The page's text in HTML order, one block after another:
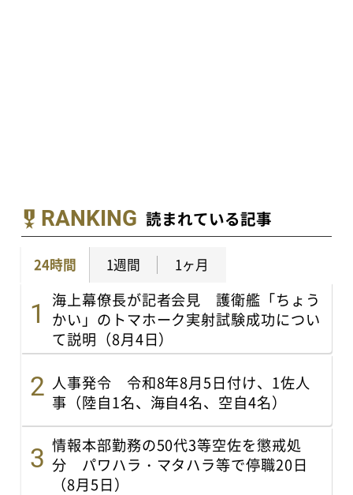
RANKING 読まれている記事
24時間 1週間 1ヶ月
海上幕僚長が記者会見 護衛艦「ちょう
かい」のトマホーク実射試験成功につい
て説明（8月4日）
人事発令 令和8年8月5日付け、1佐人
事（陸自1名、海自4名、空自4名）
情報本部勤務の50代3等空佐を懲戒処
分 パワハラ・マタハラ等で停職20日
（8月5日）